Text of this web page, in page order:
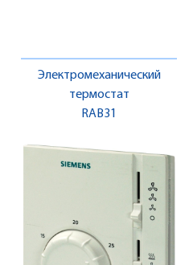
Электромеханический
термостат
RAB31